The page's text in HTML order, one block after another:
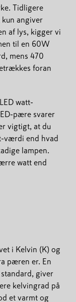
Tidligere
angiver
af lys, kigger vi
til en 60W
mens 470
foran
watt-
pære svarer
vigtigt, at du
værdi end hvad
lampen.
watt end
i Kelvin (K) og
pæren er. En
giver
kelvingrad på
et varmt og